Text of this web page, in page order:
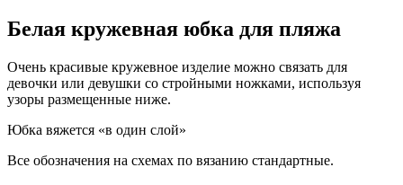
Белая кружевная юбка для пляжа
Очень красивые кружевное изделие можно связать для
девочки или девушки со стройными ножками, используя
узоры размещенные ниже.
Юбка вяжется «в один слой»
Все обозначения на схемах по вязанию стандартные.